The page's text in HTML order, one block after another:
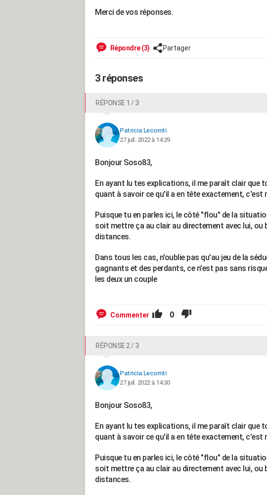
Merci de vos réponses.
Répondre (3) Partager
3 réponses
RÉPONSE 1 / 3
Patricia.Lecomti
27 juil. 2022 à 14:29
Bonjour Soso83,
En ayant lu tes explications, il me paraît clair que
quant à savoir ce qu'il a en tête exactement, c'est
Puisque tu en parles ici, le côté "flou" de la
soit mettre ça au clair au directement avec lui, ou
distances.
Dans tous les cas, n'oublie pas qu'au jeu de la
gagnants et des perdants, ce n'est pas sans
les deux un couple
Commenter 0
RÉPONSE 2 / 3
Patricia.Lecomti
27 juil. 2022 à 14:30
Bonjour Soso83,
En ayant lu tes explications, il me paraît clair que
quant à savoir ce qu'il a en tête exactement, c'est
Puisque tu en parles ici, le côté "flou" de la
soit mettre ça au clair au directement avec lui, ou
distances.